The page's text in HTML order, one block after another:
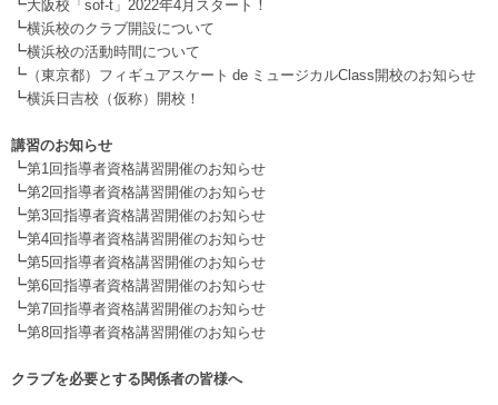
┗大阪校「sof-t」2022年4月スタート！
┗横浜校のクラブ開設について
┗横浜校の活動時間について
┗ （東京都）フィギュアスケート de ミュージカルClass開校のお知らせ
┗横浜日吉校（仮称）開校！
講習のお知らせ
┗第1回指導者資格講習開催のお知らせ
┗第2回指導者資格講習開催のお知らせ
┗第3回指導者資格講習開催のお知らせ
┗第4回指導者資格講習開催のお知らせ
┗第5回指導者資格講習開催のお知らせ
┗第6回指導者資格講習開催のお知らせ
┗第7回指導者資格講習開催のお知らせ
┗第8回指導者資格講習開催のお知らせ
クラブを必要とする関係者の皆様へ